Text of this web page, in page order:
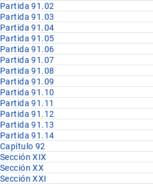
Partida 91.02
Partida 91.03
Partida 91.04
Partida 91.05
Partida 91.06
Partida 91.07
Partida 91.08
Partida 91.09
Partida 91.10
Partida 91.11
Partida 91.12
Partida 91.13
Partida 91.14
Capítulo 92
Sección XIX
Sección XX
Sección XXI